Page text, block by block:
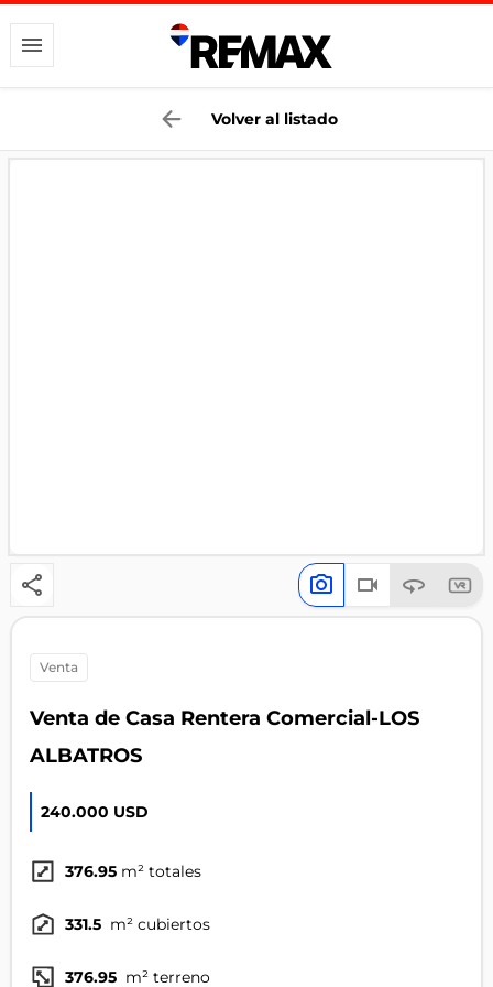
Volver al listado
venta
Venta de Casa Rentera Comercial-LOS
ALBATROS
240.000 USD
376.95 m² totales
331.5 m² cubiertos
376.95 m² terreno